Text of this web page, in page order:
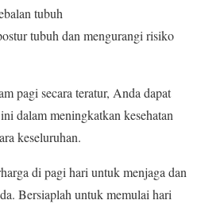
tubuh
tubuh dan mengurangi risiko
pagi secara teratur, Anda dapat
dalam meningkatkan kesehatan
keseluruhan.
di pagi hari untuk menjaga dan
Bersiaplah untuk memulai hari